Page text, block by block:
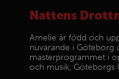
Nattens
Amelie är född och
nuvarande i Göteborg
masterprogrammet i
och musik, Göteborgs